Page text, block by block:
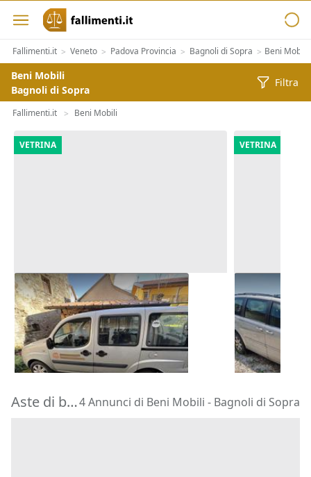
Fallimenti.it > Veneto > Padova Provincia > Bagnoli di Sopra > Beni Mobili
Beni Mobili
Bagnoli di Sopra
Filtra
Fallimenti.it > Beni Mobili
VETRINA
Autocarro Fiat Doblò
Taipana (Udine)
400 €
28/08/2026
VETRINA
Autovettura
Certaldo
500 €
02/09/2026
Aste di beni mobili Bagnoli di Sopra4 Annunci di Beni Mobili - Bagnoli di Sopra